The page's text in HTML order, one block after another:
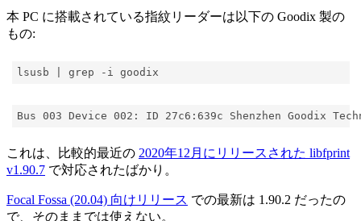
本 PC に搭載されている指紋リーダーは以下の Goodix 製の
もの:
lsusb
これは、比較的最近の 2020年12月にリリースされた libfprint
v1.90.7 で対応されたばかり。
Focal Fossa (20.04) 向けリリース での最新は 1.90.2 だったの
で、そのままでは使えない。